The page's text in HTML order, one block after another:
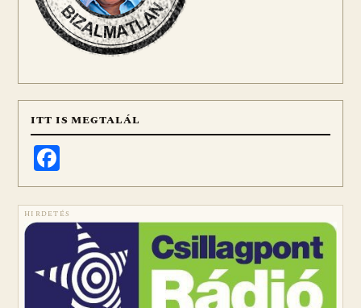
ITT IS MEGTALÁL
HIRDETÉS